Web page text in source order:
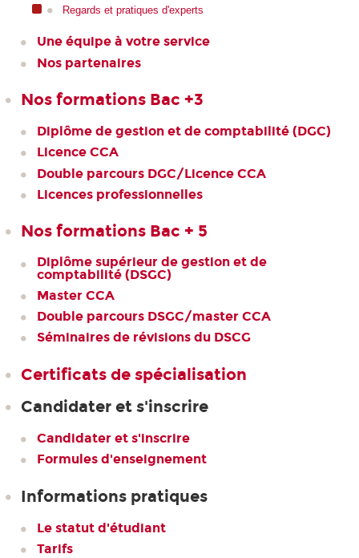
Regards et pratiques d'experts
Une équipe à votre service
Nos partenaires
Nos formations Bac +3
Diplôme de gestion et de comptabilité (DGC)
Licence CCA
Double parcours DGC/Licence CCA
Licences professionnelles
Nos formations Bac + 5
Diplôme supérieur de gestion et de
comptabilité (DSGC)
Master CCA
Double parcours DSGC/master CCA
Séminaires de révisions du DSCG
Certificats de spécialisation
Candidater et s'inscrire
Candidater et s'inscrire
Formules d'enseignement
Informations pratiques
Le statut d'étudiant
Tarifs